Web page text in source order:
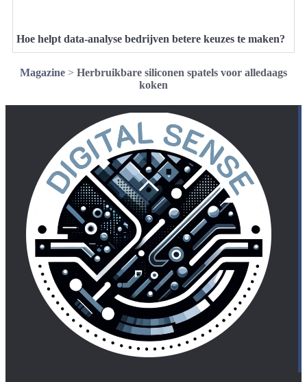
Hoe helpt data-analyse bedrijven betere keuzes te maken?
Magazine > Herbruikbare siliconen spatels voor alledaags
koken